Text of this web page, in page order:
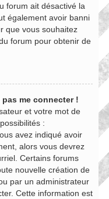
forum ait désactivé la
également avoir banni
que vous souhaitez
forum pour obtenir de
me connecter !
et votre mot de
:
avez indiqué avoir
alors vous devrez
Certains forums
nouvelle création de
par un administrateur
Cette information est